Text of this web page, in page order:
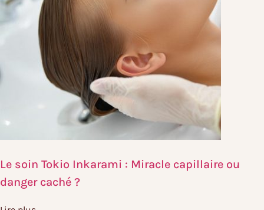
Le soin Tokio Inkarami : Miracle capillaire ou
danger caché ?